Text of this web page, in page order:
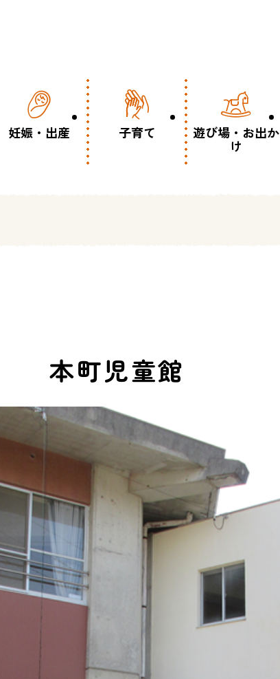
妊娠・出産 子育て 遊び場・お出か
け
本町児童館